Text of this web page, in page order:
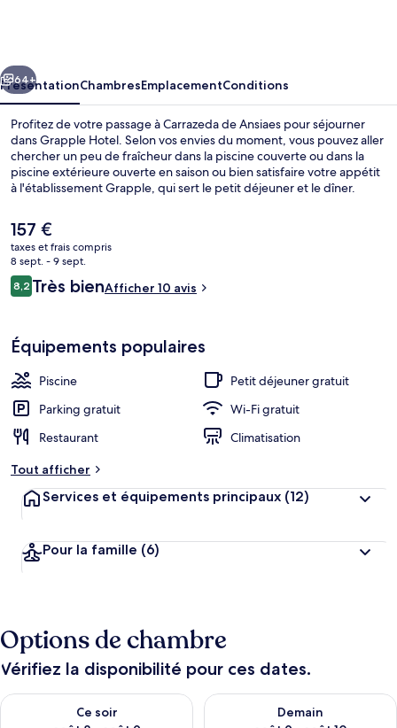
Suivant
64+
PrésentationChambresEmplacementConditions
Profitez de votre passage à Carrazeda de Ansiaes pour séjourner
dans Grapple Hotel. Selon vos envies du moment, vous pouvez aller
chercher un peu de fraîcheur dans la piscine couverte ou dans la
piscine extérieure ouverte en saison ou bien satisfaire votre appétit
à l'établissement Grapple, qui sert le petit déjeuner et le dîner.
une piscine pour enfants et un snack-bar/une épicerie fine.
Le
prix
actuel
est
de
157 €
taxes et frais compris
8 sept. - 9 sept.
Avis
voyageurs
8,28,2 sur 10
Très bienAfficher 10 avis
Équipements populaires
Piscine
Petit déjeuner gratuit
Parking gratuit
Wi-Fi gratuit
Restaurant
Climatisation
Tout afficher
Services et équipements principaux (12)
Pour la famille (6)
Options de chambre
Vérifiez la disponibilité pour ces dates.
Ce soir
Vérifier la disponibilité pour ce soir août 8 - août 9
Demain
Vérifier la disponibilité pour